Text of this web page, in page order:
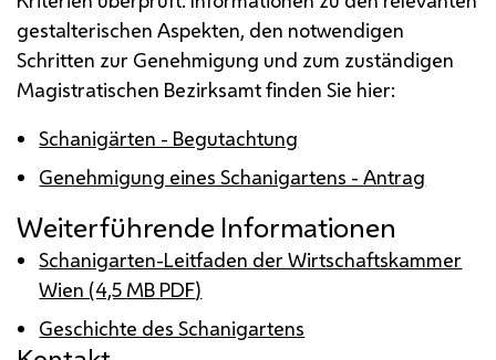
gestalterischen Aspekten, den notwendigen
Schritten zur Genehmigung und zum zuständigen
Magistratischen Bezirksamt finden Sie hier:
Schanigärten - Begutachtung
Genehmigung eines Schanigartens - Antrag
Weiterführende Informationen
Schanigarten-Leitfaden der Wirtschaftskammer
Wien (4,5 MB PDF)
Geschichte des Schanigartens